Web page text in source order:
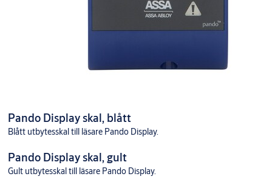
Pando Display skal, blått
Blått utbytesskal till läsare Pando Display.
Pando Display skal, gult
Gult utbytesskal till läsare Pando Display.